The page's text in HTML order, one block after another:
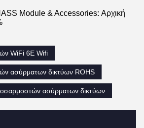
Module & Accessories: Αρχική
WiFi 6E Wifi
ασύρματων δικτύων ROHS
ασύρματων δικτύων